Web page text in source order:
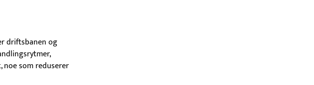
driftsbanen og
som reduserer